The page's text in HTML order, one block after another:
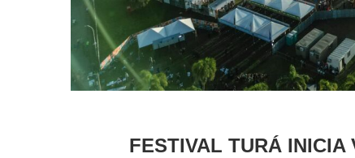
FESTIVAL TURÁ INICIA